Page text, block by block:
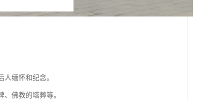
缅怀和纪念。
佛教的塔葬等。